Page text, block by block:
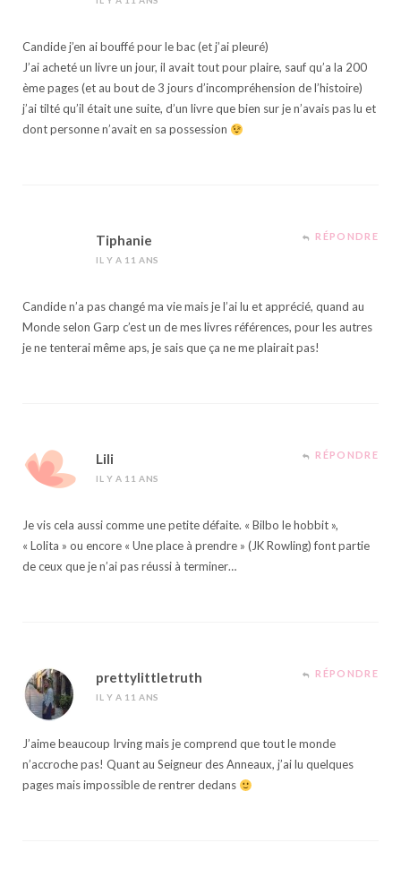
Candide j’en ai bouffé pour le bac (et j’ai pleuré)
J’ai acheté un livre un jour, il avait tout pour plaire, sauf qu’a la 200
ème pages (et au bout de 3 jours d’incompréhension de l’histoire)
j’ai tilté qu’il était une suite, d’un livre que bien sur je n’avais pas lu et
dont personne n’avait en sa possession
Tiphanie
IL Y A 11 ANS
RÉPONDRE
Candide n’a pas changé ma vie mais je l’ai lu et apprécié, quand au
Monde selon Garp c’est un de mes livres références, pour les autres
je ne tenterai même aps, je sais que ça ne me plairait pas!
Lili
IL Y A 11 ANS
RÉPONDRE
Je vis cela aussi comme une petite défaite. « Bilbo le hobbit »,
« Lolita » ou encore « Une place à prendre » (JK Rowling) font partie
de ceux que je n’ai pas réussi à terminer…
prettylittletruth
IL Y A 11 ANS
RÉPONDRE
J’aime beaucoup Irving mais je comprend que tout le monde
n’accroche pas! Quant au Seigneur des Anneaux, j’ai lu quelques
pages mais impossible de rentrer dedans